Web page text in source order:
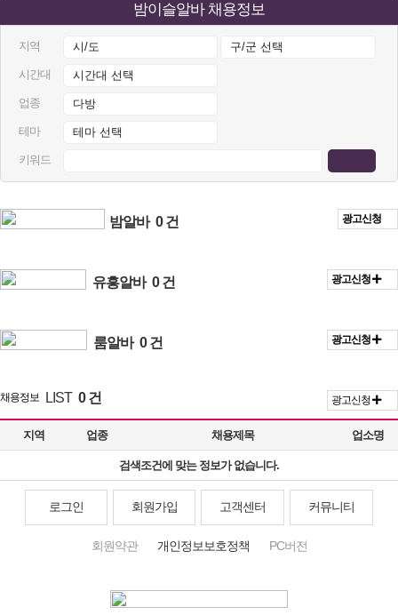
밤이슬알바 채용정보
지역
시간대
업종
테마
키워드
밤알바 0 건 광고신청
유흥알바 0 건 광고신청
룸알바 0 건 광고신청
채용정보 LIST 0 건 광고신청
지역 업종 채용제목 업소명
검색조건에 맞는 정보가 없습니다.
로그인 회원가입 고객센터 커뮤니티
회원약관 개인정보보호정책 PC버전